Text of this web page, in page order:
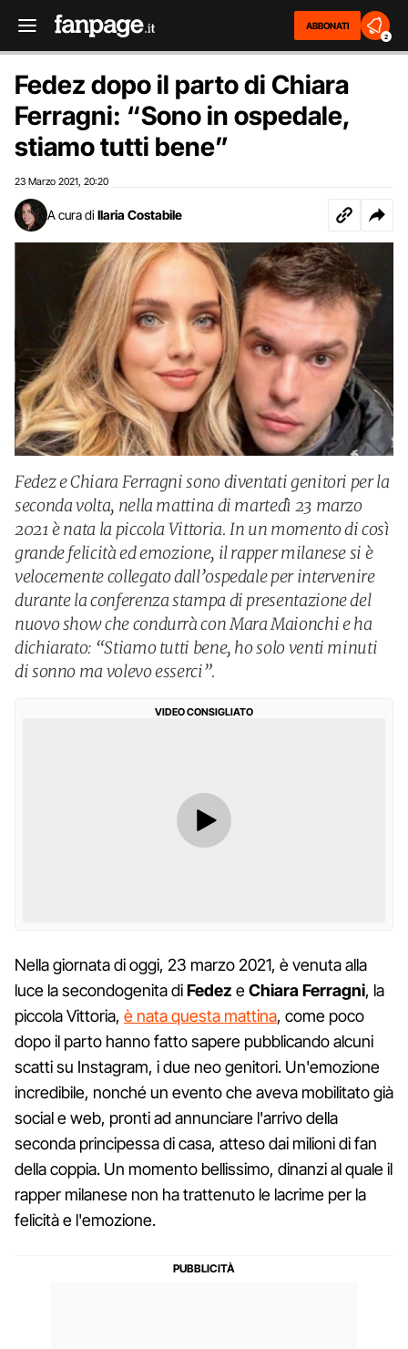
ABBONATI
2
Fedez dopo il parto di Chiara
Ferragni: “Sono in ospedale,
stiamo tutti bene”
23 Marzo 2021 20:20
A cura di Ilaria Costabile
Fedez e Chiara Ferragni sono diventati genitori per la
seconda volta, nella mattina di martedì 23 marzo
2021 è nata la piccola Vittoria. In un momento di così
grande felicità ed emozione, il rapper milanese si è
velocemente collegato dall’ospedale per intervenire
durante la conferenza stampa di presentazione del
nuovo show che condurrà con Mara Maionchi e ha
dichiarato: “Stiamo tutti bene, ho solo venti minuti
di sonno ma volevo esserci”.
VIDEO CONSIGLIATO
Nella giornata di oggi, 23 marzo 2021, è venuta alla
luce la secondogenita diFedez eChiara Ferragni, la
piccola Vittoria, è nata questa mattina, come poco
dopo il parto hanno fatto sapere pubblicando alcuni
scatti su Instagram, i due neo genitori. Un'emozione
incredibile, nonché un evento che aveva mobilitato già
social e web, pronti ad annunciare l'arrivo della
seconda principessa di casa, atteso dai milioni di fan
della coppia. Un momento bellissimo, dinanzi al quale il
rapper milanese non ha trattenuto le lacrime per la
felicità e l'emozione.